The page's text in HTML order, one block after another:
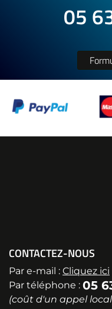
05
CONTACTEZ-NOUS
Par e-mail : Cliquez ici
Par téléphone : 05
(coût d'un appel